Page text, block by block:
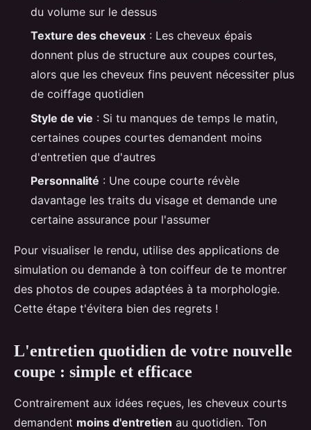
du volume sur le dessus
Texture des cheveux : Les cheveux épais
donnent plus de structure aux coupes courtes,
alors que les cheveux fins peuvent nécessiter plus
de coiffage quotidien
Style de vie : Si tu manques de temps le matin,
certaines coupes courtes demandent moins
d'entretien que d'autres
Personnalité : Une coupe courte révèle
davantage les traits du visage et demande une
certaine assurance pour l'assumer
Pour visualiser le rendu, utilise des applications de
simulation ou demande à ton coiffeur de te montrer
des photos de coupes adaptées à ta morphologie.
Cette étape t'évitera bien des regrets !
L'entretien quotidien de votre nouvelle
coupe : simple et efficace
Contrairement aux idées reçues, les cheveux courts
demandent moins d'entretien au quotidien. Ton